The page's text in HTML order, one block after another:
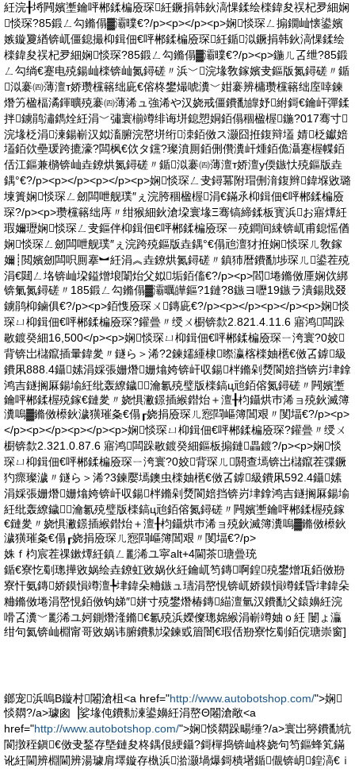
紝浣╂埓闁嬪壍鑰呯郴鍒楄厱琛紝鐝捐韩鈥滈惈鍒绘檪鍏夋祦杞夛細娴
惔琛?85鍛ㄥ勾鏅傝▓灞曗€?/p><p></p><p>娴惔琛ㄥ搧鐗屾懐鍙嬪
嫉鏇夐緧锛屼僵鎴撮枊鍓佃€呯郴鍒楄厱琛紝鍎泤鐝捐韩鈥滈惈鍒绘
檪鍏夋祦杞夛細娴惔琛?85鍛ㄥ勾鏅傝▓灞曗€?/p><p>鍦ㄦ叾绁?85鍛
ㄥ勾绱€蹇电殑鍚屾檪锛屾氮鐞磋〃浜﹀浣堟敎鎵嬪叏鏂版氮鐞磋〃鍎
泤褰㈣薄澶т娇瓒欓簵绌庛€傛柊鐢熶唬瀵﹀姏褰辨槦瓒欓簵绌庢啈鍊
熸竻楹楅潏鍕曠殑褰㈣薄浠ュ強浠や汉娆戒僵鐨勫皥妤紨鎶€鑰屽彈鍒
拌鐪鹃潚鐫烇紝涓﹀彇寰椾竴绯诲垪鎴愬姛銆傝稒楹楃鍦?017骞寸
浣堟柉涓湅鍚嶄汉姒滀腑浣嶅垪绗洓銆傚ス灏囧拰鍑辩壒 婧柉钀婄
壒銆佽壘瑗跨摝濠?闆枫€佽タ钂?璨濆厠銆侀儹瀵屽煄銆佹灄蹇楃幉銆
佸江鏂兼檹锛屾垚鐐烘氮鐞磋〃鍎泤褰㈣薄澶т娇澶у偄鏃忕殑鏂版垚
鍝°€?/p><p></p><p></p><p>娴惔琛ㄥ叏鐞冪附瑁侀湇鍑辫鍏堢敓璐
堜簣娴惔琛ㄥ劒闆呭舰璞″ぇ浣胯稒楹楃涓€鏋氶枊鍓佃€呯郴鍒楄厱
琛?/p><p>瓒欓簵绌庤〃绀猴細鈥滄垜寰堟Ξ骞镐締鍒板寳浜お寤燂紝
瑕嬭瓑娴惔琛ㄥ叏鏂伴枊鍓佃€呯郴鍒楄厱琛ㄧ殑鐧间綀锛屼甫鎴愮偤
娴惔琛ㄥ劒闆呭舰璞″ぇ浣跨殑鏂版垚鍝°€傝兘澶犲拰娴惔琛ㄦ敎鎵
嬭┊閲嬪劒闆呮厠搴︼紝涓︽垚鐐烘氮鐞磋〃鎮犻暦鐨勫埗琛ㄦ鍙茬殑
涓€閮ㄥ垎锛屾垜鎰熷埌闈炲父姒垢銆傗€?/p><p>閻埢鏅傚厜娴佽綁
锛氭氮鐞磋〃185鍛ㄥ勾鏅傝▓灞曞皣鏂?1鏈?8鏃ヨ嚦19鏃ラ潰鍚戝叕
鐪鹃枊鏀俱€?/p><p>銆愯厱琛ㄨ鏄庛€?/p><p></p><p></p><p>娴惔
琛ㄩ枊鍓佃€呯郴鍒楄厱琛?鑵曡〃绶ㄨ櫉锛歀2.821.4.11.6 寤鸿闆跺
敭鍍癸細16,500</p><p>娴惔琛ㄩ枊鍓佃€呯郴鍒楄厱琛ㄧ洿寰?0姣
背锛岀櫧鑹插暈鍏夎〃鐩ら＞浠?2鍊嬬緟棣暩瀛楁檪妯欍€傚叾鎼級
鐨凩888.4鑷嫊涓婇張姗熸姗熻姱锛屽収鍚柈鏅剁熃閬婄挡锛岃垏鎿
鸿吉鐩搁厤鍚堬紝纰轰繚鐬┅瀹氱殑璧版檪鎬ц兘銆傛氮鐞磋〃闁嬪壍
鑰呯郴鍒楃殑鎵€鏈夎〃娆惧潎鐛插緱鐟炲＋澶╂枃鑷烘巿浠ョ殑鈥滅簿
瀵嗚▓鏅傚櫒鈥濊獚璀夈€傝┎娆捐厱琛ㄦ惌閰嶇簿閶艰〃閺堛€?/p><p>
</p><p></p><p></p><p>娴惔琛ㄩ枊鍓佃€呯郴鍒楄厱琛?鑵曡〃绶ㄨ
櫉锛歀2.321.0.87.6 寤鸿闆跺敭鍍癸細鏂板搧鏈畾鍍?/p><p>娴惔
琛ㄩ枊鍓佃€呯郴鍒楄厱琛ㄧ洿寰?0姣背琛ㄦ閼查墕锛岀櫧鑹茬弽鐝
犳瘝璨濊〃鐩ら＞浠?3鍊嬮墕鐭虫檪妯欍€傚叾鎼級鐨凩592.4鑷嫊
涓婇張姗熸姗熻姱锛屽収鍚柈鏅剁熃閬婄挡锛岃垏鎿鸿吉鐩搁厤鍚堬
紝纰轰繚鐬┅瀹氱殑璧版檪鎬ц兘銆傛氮鐞磋〃闁嬪壍鑰呯郴鍒楃殑鎵
€鏈夎〃娆惧潎鐛插緱鐟炲＋澶╂枃鑷烘巿浠ョ殑鈥滅簿瀵嗚▓鏅傚櫒鈥
濊獚璀夈€傝┎娆捐厱琛ㄦ惌閰嶇簿閶艰〃閺堛€?/p>
姝ｆ枃宸茬祼鏉燂紝鎮ㄥ彲浠ユ寜alt+4閫茶瑭曡珫
鍎€寮忔劅璁撶敓娲绘垚鐐虹敓娲伙紝鑰屼笉鏄啊鍠殑鐢熷瓨銆傚剙
寮忓氨鏄娇鏌愪竴澶╄垏鍏朵粬鏃ュ瓙涓嶅悓锛屼娇鏌愪竴鍒昏垏鍏朵
粬鏅傚埢涓嶅悓銆傚钩娣″姘寸殑鐢熸椿鏄緢澶氫汉鐨勫父鎱嬶紝浣
嗗叾瀵﹀彲浠ユ妸鍘熸湰鏅€氱殑浜嬫儏璁婂緱涓嶄竴妯ｏ紝 闄ょ灜
绀句氦锛屾棩甯哥敓娲讳腑鐨勬垜鍊戜篃闇€瑕佸剙寮忔劅銆俒瑭崇窗]
鎯宠浜嗚В鏇村闂滄柤<a href="http://www.autobotshop.com/">娴
惔閷?/a>璩囪▕娑堟伅鐨勬湅鍙嬶紝涓嶅Θ闂滄敞<a
href="http://www.autobotshop.com/">娴惔閷跺畼缍?/a>寰岀簩鐨勫牨
閬撴秷鎭€傚叏鍫存墍鏈夋柊鍝佷綆鑷?鎶樿捣锛屾柊娆句笉鏂蜂笂鏋
讹紝閫辨棩閫辨湯璩肩墿鏇存槸浜湁灏堝爆鎶樻墸鍎儬锛岄鍠滈€ｉ